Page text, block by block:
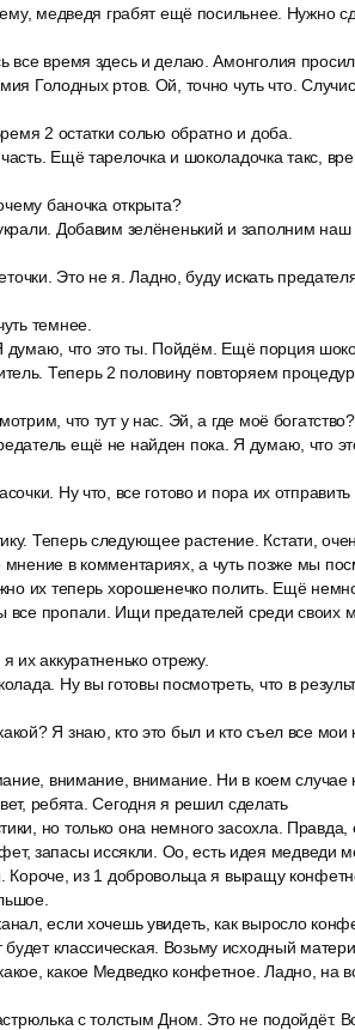
медведя грабят ещё посильнее. Нужно
время здесь и делаю. Амонголия
Голодных ртов. Ой, точно чуть что.
2 остатки солью обратно и доба.
Ещё тарелочка и шоколадочка такс,
баночка открыта?
Добавим зелёненький и заполним
Это не я. Ладно, буду искать
темнее.
думаю, что это ты. Пойдём. Ещё порция
Теперь 2 половину повторяем
что тут у нас. Эй, а где моё
ещё не найден пока. Я думаю, что
Ну что, все готово и пора их
Теперь следующее растение. Кстати,
в комментариях, а чуть позже мы
их теперь хорошенечко полить. Ещё
пропали. Ищи предателей среди своих
аккуратненько отрежу.
Ну вы готовы посмотреть, что в
Я знаю, кто это был и кто съел все мои
внимание, внимание. Ни в коем случае
ребята. Сегодня я решил сделать
но только она немного засохла.
запасы иссякли. Оо, есть идея медведи
из 1 добровольца я выращу
если хочешь увидеть, как выросло
классическая. Возьму исходный
какое Медведко конфетное. Ладно, на
с толстым Дном. Это не подойдёт.